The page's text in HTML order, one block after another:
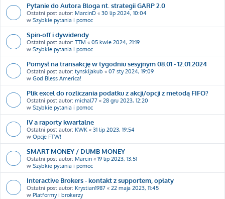
Pytanie do Autora Bloga nt. strategii GARP 2.0
Ostatni post autor: MarcinD « 30 lip 2024, 10:04
w Szybkie pytania i pomoc
Spin-off i dywidendy
Ostatni post autor: TTM « 05 kwie 2024, 21:19
w Szybkie pytania i pomoc
Pomysł na transakcję w tygodniu sesyjnym 08.01 - 12.01.2024
Ostatni post autor: tynskijakub « 07 sty 2024, 19:09
w God Bless America!
Plik excel do rozliczania podatku z akcji/opcji z metodą FIFO?
Ostatni post autor: michal77 « 28 gru 2023, 12:20
w Szybkie pytania i pomoc
IV a raporty kwartalne
Ostatni post autor: KWK « 31 lip 2023, 19:54
w Opcje FTW!
SMART MONEY / DUMB MONEY
Ostatni post autor: Marcin « 19 lip 2023, 13:51
w Szybkie pytania i pomoc
Interactive Brokers - kontakt z supportem, opłaty
Ostatni post autor: Krystian1987 « 22 maja 2023, 11:45
w Platformy i brokerzy